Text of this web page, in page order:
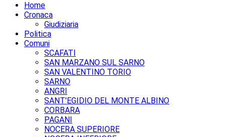
Home
Cronaca
Giudiziaria
Politica
Comuni
SCAFATI
SAN MARZANO SUL SARNO
SAN VALENTINO TORIO
SARNO
ANGRI
SANT'EGIDIO DEL MONTE ALBINO
CORBARA
PAGANI
NOCERA SUPERIORE